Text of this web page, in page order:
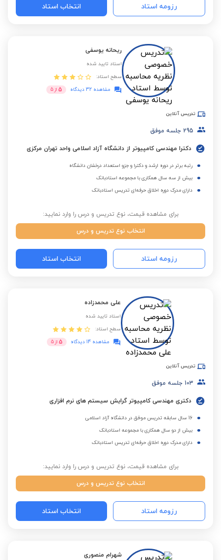
رزومه استاد انتخاب استاد
ریحانه یوسفی
استاد تایید شده
سطح استاد:
مشاهده 32 دیدگاه
5 از 5
تدریس آنلاین
295 جلسه موفق
دکترا مهندسی کامپیوتر از دانشگاه آزاد اسلامی واحد تهران مرکزی
رتبه برتر در دوره ارشد و دکترا و جزو استعداد درخشان دانشگاه
بیش از سه سال همکاری با مجموعه استادبانک
دارای مدرک دوره اخلاق حرفه‌ای تدریس استادبانک
برای مشاهده قیمت، نوع تدریس و درس را وارد نمایید:
انتخاب نوع تدریس و درس
رزومه استاد انتخاب استاد
علی محمدزاده
استاد تایید شده
سطح استاد:
مشاهده 14 دیدگاه
5 از 5
تدریس آنلاین
103 جلسه موفق
دکتری مهندسی کامپیوتر گرایش سیستم های نرم افزاری
16 سال سابقه تدریس موفق در دانشگاه آزاد اسلامی
بیش از دو سال همکاری با مجموعه استادبانک
دارای مدرک دوره اخلاق حرفه‌ای تدریس استادبانک
برای مشاهده قیمت، نوع تدریس و درس را وارد نمایید:
انتخاب نوع تدریس و درس
رزومه استاد انتخاب استاد
شهرام منصوری